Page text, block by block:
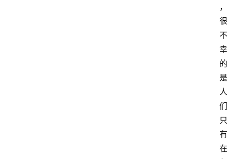
，
很
不
幸
的
是
人
们
只
有
在